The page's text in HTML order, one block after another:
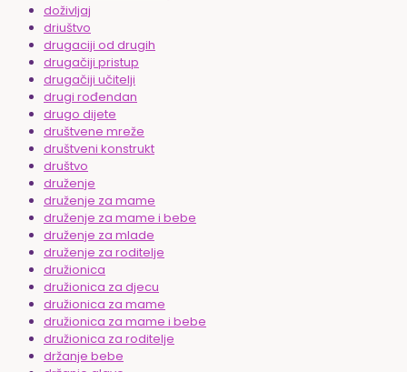
doživljaj
driuštvo
drugaciji od drugih
drugačiji pristup
drugačiji učitelji
drugi rođendan
drugo dijete
društvene mreže
društveni konstrukt
društvo
druženje
druženje za mame
druženje za mame i bebe
druženje za mlade
druženje za roditelje
družionica
družionica za djecu
družionica za mame
družionica za mame i bebe
družionica za roditelje
držanje bebe